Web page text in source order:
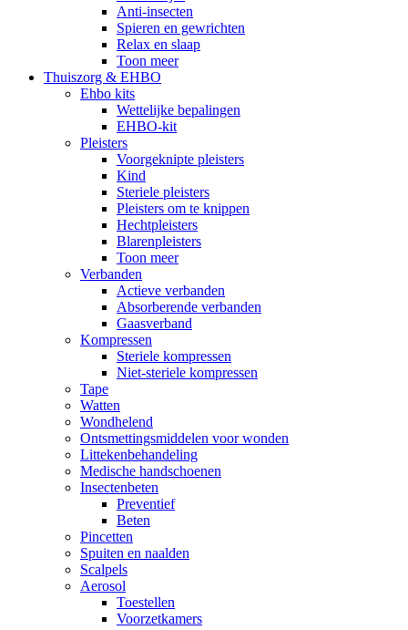
Anti-insecten
Spieren en gewrichten
Relax en slaap
Toon meer
Thuiszorg & EHBO
Ehbo kits
Wettelijke bepalingen
EHBO-kit
Pleisters
Voorgeknipte pleisters
Kind
Steriele pleisters
Pleisters om te knippen
Hechtpleisters
Blarenpleisters
Toon meer
Verbanden
Actieve verbanden
Absorberende verbanden
Gaasverband
Kompressen
Steriele kompressen
Niet-steriele kompressen
Tape
Watten
Wondhelend
Ontsmettingsmiddelen voor wonden
Littekenbehandeling
Medische handschoenen
Insectenbeten
Preventief
Beten
Pincetten
Spuiten en naalden
Scalpels
Aerosol
Toestellen
Voorzetkamers